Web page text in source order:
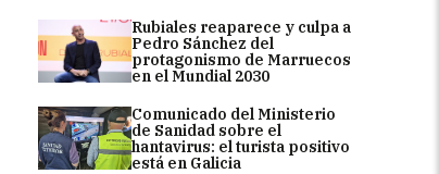
Rubiales reaparece y culpa a
Pedro Sánchez del
protagonismo de Marruecos
en el Mundial 2030
Comunicado del Ministerio
de Sanidad sobre el
hantavirus: el turista positivo
está en Galicia